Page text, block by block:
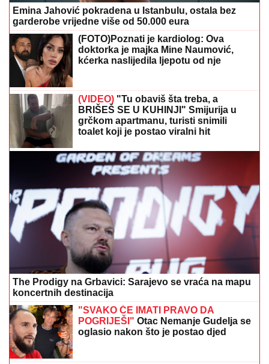
Emina Jahović pokradena u Istanbulu, ostala bez
garderobe vrijedne više od 50.000 eura
(FOTO)Poznati je kardiolog: Ova
doktorka je majka Mine Naumović,
kćerka naslijedila ljepotu od nje
(VIDEO) "Tu obaviš šta treba, a
BRIŠEŠ SE U KUHINJI" Smijurija u
grčkom apartmanu, turisti snimili
toalet koji je postao viralni hit
The Prodigy na Grbavici: Sarajevo se vraća na mapu
koncertnih destinacija
"SVAKO ĆE IMATI PRAVO DA
POGRIJEŠI" Otac Nemanje Gudelja se
oglasio nakon što je postao djed